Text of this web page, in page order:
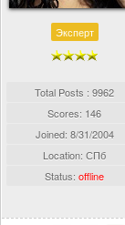
Эксперт
Total Posts : 9962
Scores: 146
Joined: 8/31/2004
Location: СПб
Status:offline